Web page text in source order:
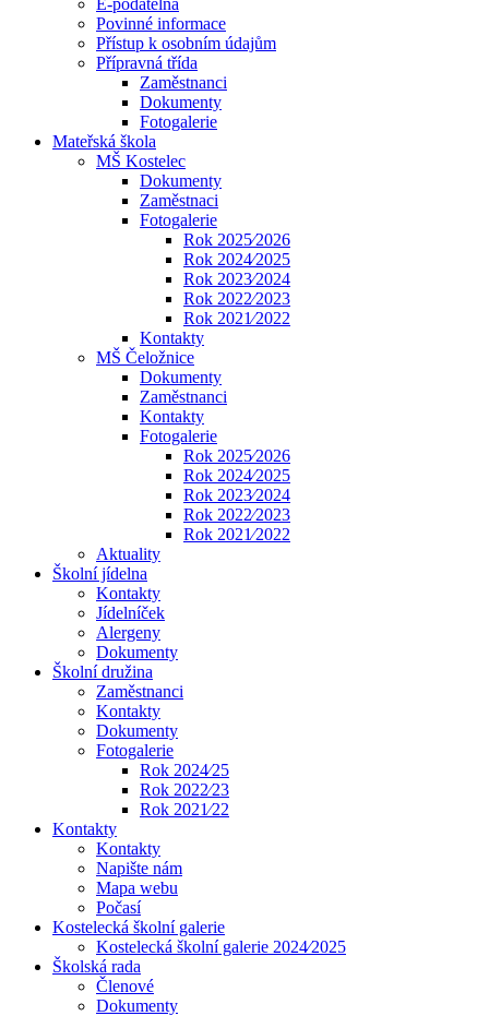
E-podatelna
Povinné informace
Přístup k osobním údajům
Přípravná třída
Zaměstnanci
Dokumenty
Fotogalerie
Mateřská škola
MŠ Kostelec
Dokumenty
Zaměstnaci
Fotogalerie
Rok 2025⁄2026
Rok 2024⁄2025
Rok 2023⁄2024
Rok 2022⁄2023
Rok 2021⁄2022
Kontakty
MŠ Čeložnice
Dokumenty
Zaměstnanci
Kontakty
Fotogalerie
Rok 2025⁄2026
Rok 2024⁄2025
Rok 2023⁄2024
Rok 2022⁄2023
Rok 2021⁄2022
Aktuality
Školní jídelna
Kontakty
Jídelníček
Alergeny
Dokumenty
Školní družina
Zaměstnanci
Kontakty
Dokumenty
Fotogalerie
Rok 2024⁄25
Rok 2022⁄23
Rok 2021⁄22
Kontakty
Kontakty
Napište nám
Mapa webu
Počasí
Kostelecká školní galerie
Kostelecká školní galerie 2024⁄2025
Školská rada
Členové
Dokumenty